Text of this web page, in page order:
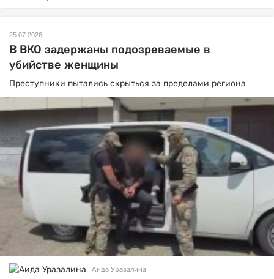
25.07.2026
В ВКО задержаны подозреваемые в
убийстве женщины
Преступники пытались скрыться за пределами региона.
Аида Уразалина